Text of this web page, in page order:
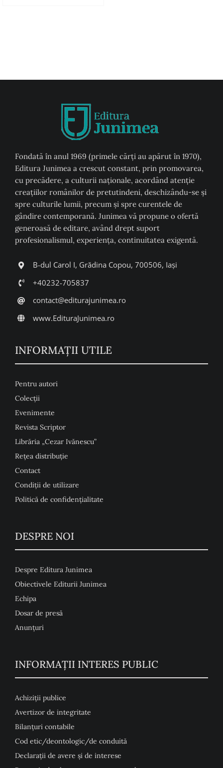
Fondată în anul 1969 (primele cărți au apărut în 1970),
Editura Junimea a crescut constant, prin promovarea,
cu precădere, a culturii naţionale, acordând atenţie
creaţiilor românilor de pretutindeni, deschizându-se şi
spre culturile lumii, precum şi spre curentele de
gândire contemporană. Junimea vă propune o ofertă
generoasă de editare, având drept suport
profesionalismul, experiența, continuitatea exigentă.
B-dul Carol I, Grădina Copou, 700506, Iași
+40232-705837
contact@editurajunimea.ro
www.EdituraJunimea.ro
INFORMAŢII UTILE
Pentru autori
Colecţii
Evenimente
Revista Scriptor
Librăria „Cezar Ivănescu”
Rețea distribuție
Contact
Condiţii de utilizare
Politică de confidențialitate
DESPRE NOI
Despre Editura Junimea
Obiectivele Editurii Junimea
Echipa
Dosar de presă
Anunţuri
INFORMAȚII INTERES PUBLIC
Achiziții publice
Avertizor de integritate
Bilanțuri contabile
Cod etic/deontologic/de conduită
Declarații de avere și de interese